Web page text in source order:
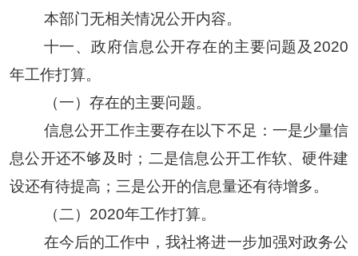
本部门无相关情况公开内容。
十一、政府信息公开存在的主要问题及2020
年工作打算。
（一）存在的主要问题。
信息公开工作主要存在以下不足：一是少量信
息公开还不够及时；二是信息公开工作软、硬件建
设还有待提高；三是公开的信息量还有待增多。
（二）2020年工作打算。
在今后的工作中，我社将进一步加强对政务公